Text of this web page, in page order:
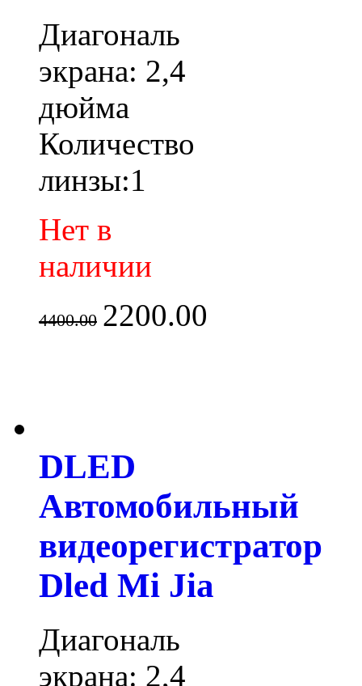
Диагональ
экрана: 2,4
дюйма
Количество
линзы:1
Нет в
наличии
4400.00 2200.00
DLED
Автомобильный
видеорегистратор
Dled Mi Jia
Диагональ
экрана: 2,4